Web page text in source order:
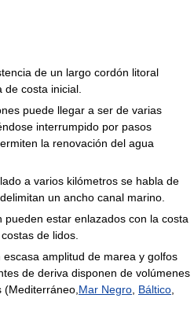
de un largo cordón litoral
de costa inicial.
puede llegar a ser de varias
interrumpido por pasos
la renovación del agua
a varios kilómetros se habla de
un ancho canal marino.
pueden estar enlazados con la costa
de lidos.
amplitud de marea y golfos
de deriva disponen de volúmenes
(Mediterráneo,Mar Negro, Báltico,